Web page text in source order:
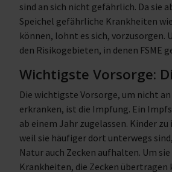
sind an sich nicht gefährlich. Da sie
Speichel gefährliche Krankheiten
können, lohnt es sich, vorzusorgen.
den Risikogebieten, in denen FSME
Wichtigste Vorsorge:
Die wichtigste Vorsorge, um nicht an
erkranken, ist die Impfung. Ein
ab einem Jahr zugelassen. Kinder
weil sie häufiger dort unterwegs
Natur auch Zecken aufhalten. Um
Krankheiten, die Zecken übertragen